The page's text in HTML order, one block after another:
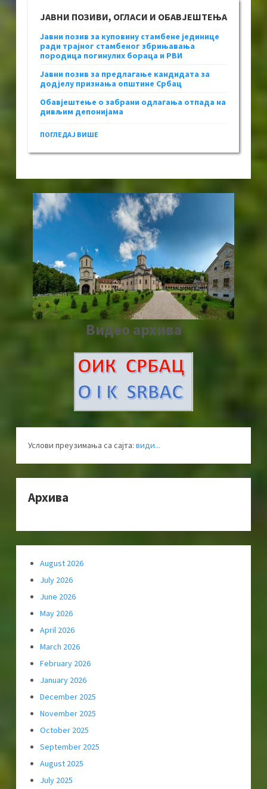
ЈАВНИ ПОЗИВИ, ОГЛАСИ И ОБАВЈЕШТЕЊА
Јавни позив за куповину стамбене јединице
ради трајног стамбеног збрињавања
породица погинулих бораца и РВИ
Јавни позив за предлагање кандидата за
додјелу признања општине Србац
Обавјештење о забрани одлагања отпада на
дивљим депонијама
ПОГЛЕДАЈ ВИШЕ
Видео архива
Услови преузимања са сајта: види...
Архива
August 2026
July 2026
June 2026
May 2026
April 2026
March 2026
February 2026
January 2026
December 2025
November 2025
October 2025
September 2025
August 2025
July 2025